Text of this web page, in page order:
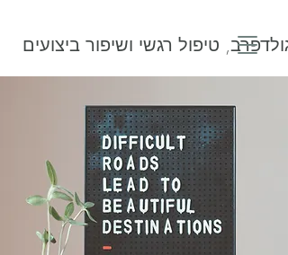
גולדפרב, טיפול רגשי ושיפור ביצועים